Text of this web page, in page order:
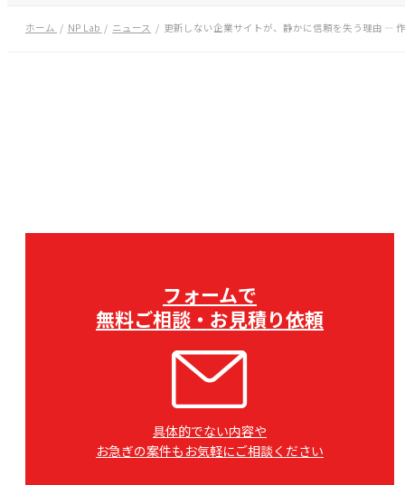
ホーム NP Lab ニュース 更新しない企業サイトが、静かに信頼を失う理由 ―
フォームで
無料ご相談・お見積り依頼
具体的でない内容や
お急ぎの案件もお気軽にご相談ください